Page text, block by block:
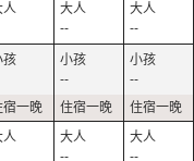
--
--
--
--
--
--